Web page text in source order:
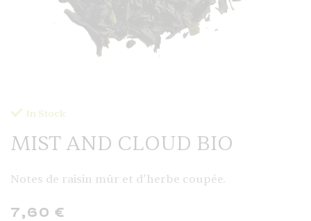
In Stock
MIST AND CLOUD BIO
Notes de raisin mûr et d’herbe coupée.
7,60 €